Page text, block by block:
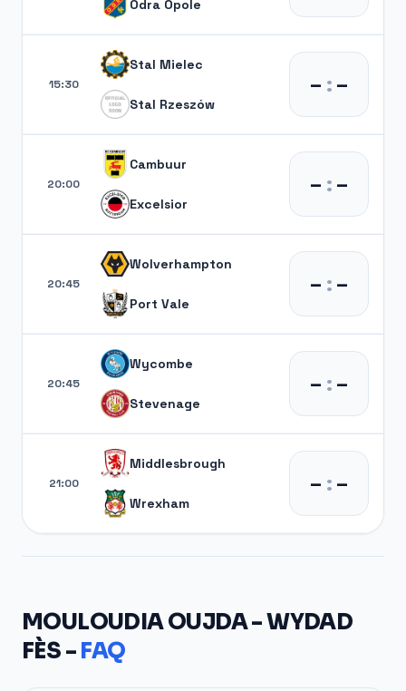
Odra Opole
15:30
Stal Mielec
Stal Rzeszów
– :–
20:00
Cambuur
Excelsior
– :–
20:45
Wolverhampton
Port Vale
– :–
20:45
Wycombe
Stevenage
– :–
21:00
Middlesbrough
Wrexham
– :–
MOULOUDIA OUJDA - WYDAD
FÈS - FAQ